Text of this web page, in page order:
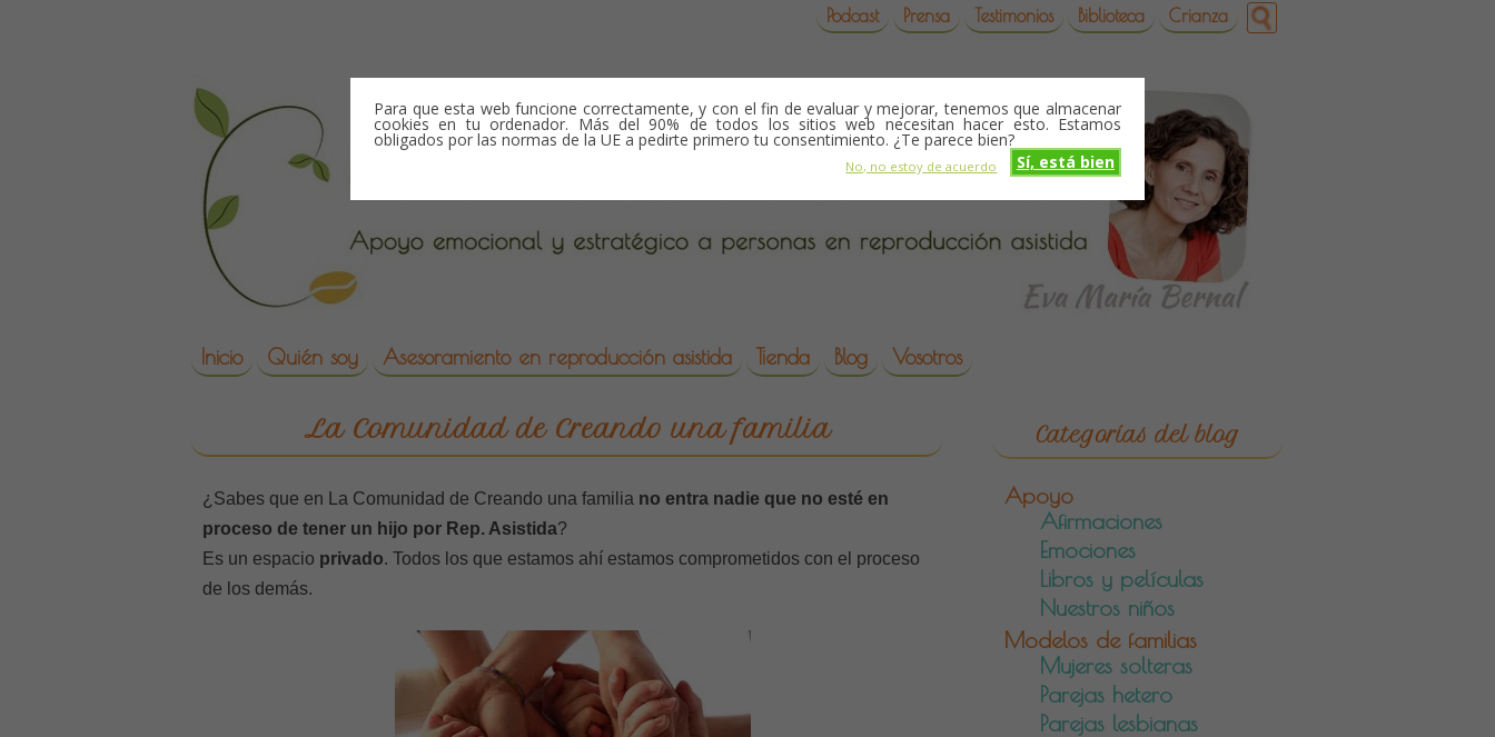
Para que esta web funcione correctamente, y con el fin de evaluar y mejorar, tenemos que almacenar
cookies en tu ordenador. Más del 90% de todos los sitios web necesitan hacer esto. Estamos
obligados por las normas de la UE a pedirte primero tu consentimiento. ¿Te parece bien?
Sí, está bien
No, no estoy de acuerdo
Podcast Prensa Testimonios Biblioteca Crianza
reproduccion asistida
Skip to content
Inicio Quién soy Asesoramiento en reproducción asistida Tienda Blog Vosotros
La Comunidad de Creando una familia
¿Sabes que en La Comunidad de Creando una familia no entra nadie que no esté en
proceso de tener un hijo por Rep. Asistida?
Es un espacio privado. Todos los que estamos ahí estamos comprometidos con el proceso
de los demás.
Categorías del blog
Apoyo
Afirmaciones
Emociones
Libros y películas
Nuestros niños
Modelos de familias
Mujeres solteras
Parejas hetero
Parejas lesbianas